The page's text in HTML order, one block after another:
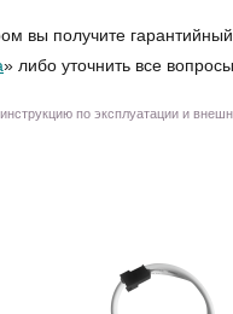
вы получите
» либо уточнить все
по эксплуатации и